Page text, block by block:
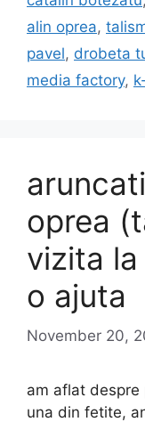
alin oprea,
pavel, drobeta
media factory,
oprea
vizita
o ajuta
November 20,
am aflat despre
una din fetite,